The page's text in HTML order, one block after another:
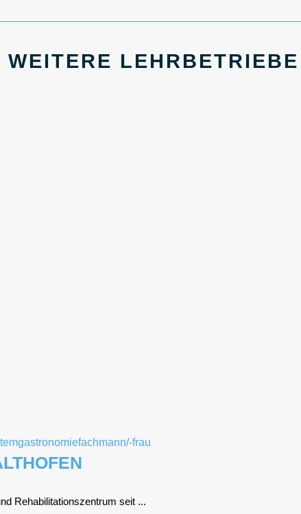
WEITERE LEHRBETRIEBE
Reha­bi­li­ta­ti­ons­zen­trum seit ...